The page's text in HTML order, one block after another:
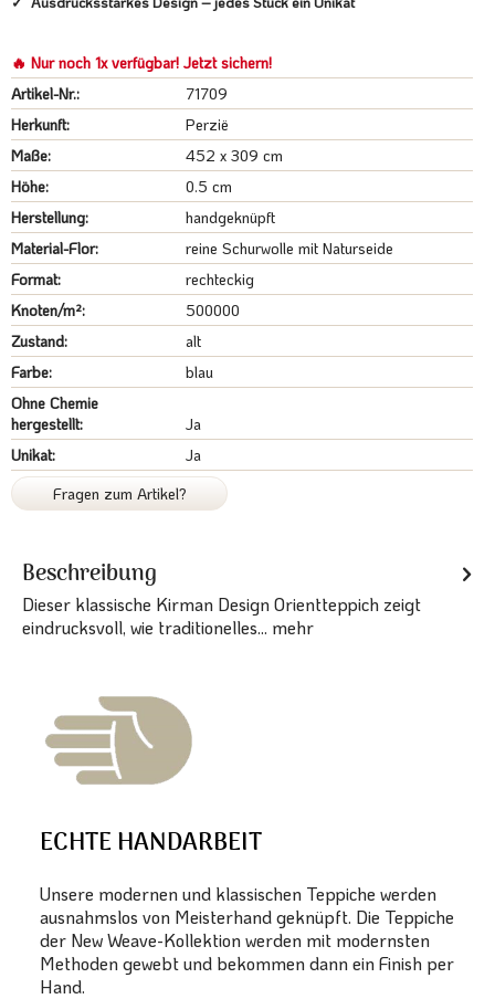
🔥 Nur noch 1x verfügbar! Jetzt sichern!
Artikel-Nr.:
71709
Herkunft:
Perzië
Maße:
452 x 309 cm
Höhe:
0.5 cm
Herstellung:
handgeknüpft
Material-Flor:
reine Schurwolle mit Naturseide
Format:
rechteckig
Knoten/m²:
500000
Zustand:
alt
Farbe:
blau
Ohne Chemie
hergestellt:
Ja
Unikat:
Ja
Fragen zum Artikel?
Beschreibung
Dieser klassische Kirman Design Orientteppich zeigt
eindrucksvoll, wie traditionelles... mehr
ECHTE HANDARBEIT
Unsere modernen und klassischen Teppiche werden
ausnahmslos von Meisterhand geknüpft. Die Teppiche
der New Weave-Kollektion werden mit modernsten
Methoden gewebt und bekommen dann ein Finish per
Hand.